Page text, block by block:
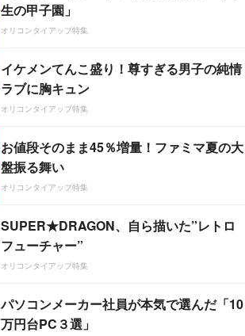
生の甲子園」
オリコンタイアップ特集
イケメンてんこ盛り！尊すぎる男子の純情
ラブに胸キュン
オリコンタイアップ特集
お値段そのまま45％増量！ファミマ夏の大
盤振る舞い
オリコンタイアップ特集
SUPER★DRAGON、自ら描いた”レトロ
フューチャー”
オリコンタイアップ特集
パソコンメーカー社員が本気で選んだ「10
万円台PC３選」